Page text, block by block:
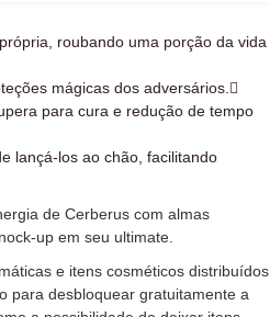
roubando uma porção da vida
mágicas dos adversários.
para cura e redução de tempo
lançá-los ao chão, facilitando
de Cerberus com almas
up em seu ultimate.
e itens cosméticos distribuídos
para desbloquear gratuitamente a